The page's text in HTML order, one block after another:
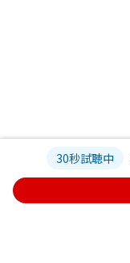
30秒試聴中